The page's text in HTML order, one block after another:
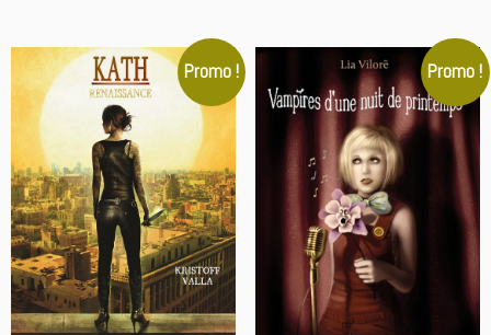
Promo ! Promo !